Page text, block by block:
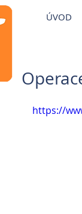
ÚVOD
https://